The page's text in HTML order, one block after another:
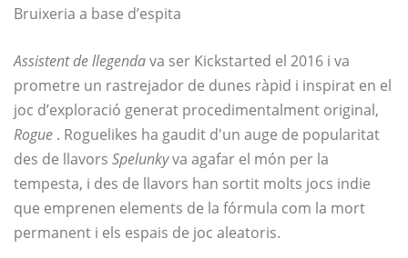
Bruixeria a base d’espita
Assistent de llegendava ser Kickstarted el 2016 i va
prometre un rastrejador de dunes ràpid i inspirat en el
joc d’exploració generat procedimentalment original,
Rogue . Roguelikes ha gaudit d'un auge de popularitat
des de llavors Spelunkyva agafar el món per la
tempesta, i des de llavors han sortit molts jocs indie
que emprenen elements de la fórmula com la mort
permanent i els espais de joc aleatoris.